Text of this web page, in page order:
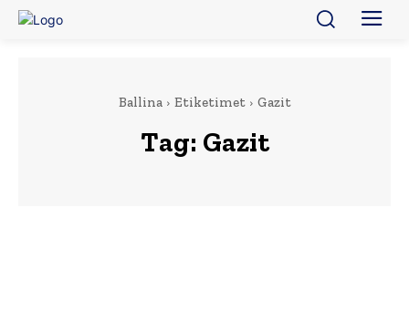
Ballina Etiketimet Gazit
Tag: Gazit